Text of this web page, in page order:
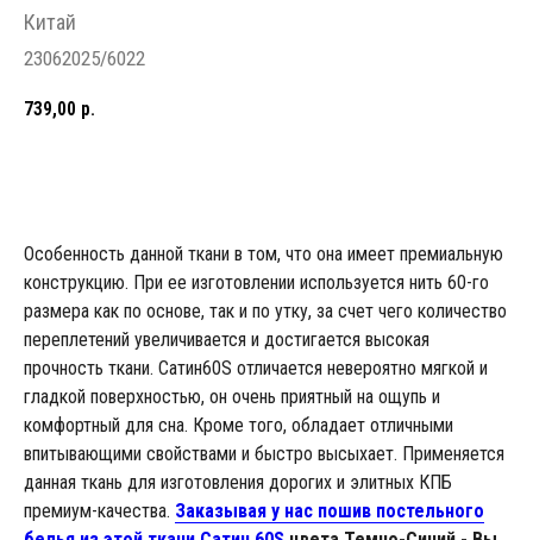
Китай
23062025/6022
739,00 р.
Особенность данной ткани в том, что она имеет премиальную
конструкцию. При ее изготовлении используется нить 60-го
размера как по основе, так и по утку, за счет чего количество
переплетений увеличивается и достигается высокая
прочность ткани. Сатин60S отличается невероятно мягкой и
гладкой поверхностью, он очень приятный на ощупь и
комфортный для сна. Кроме того, обладает отличными
впитывающими свойствами и быстро высыхает. Применяется
данная ткань для изготовления дорогих и элитных КПБ
премиум-качества. Заказывая у нас пошив постельного